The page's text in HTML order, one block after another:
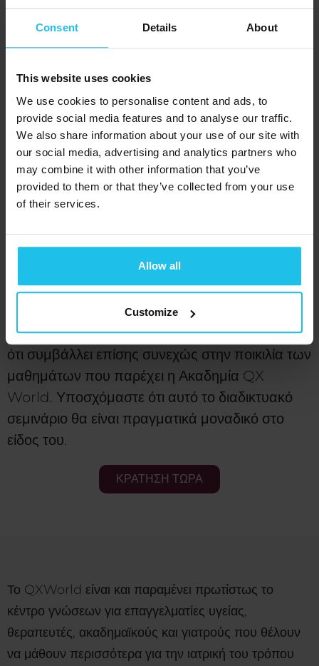
Consent Details About
This website uses cookies
We use cookies to personalise content and ads, to
provide social media features and to analyse our traffic.
We also share information about your use of our site with
our social media, advertising and analytics partners who
may combine it with other information that you’ve
provided to them or that they’ve collected from your use
of their services.
Allow all
Customize
σεμιναρίου στο δικό σας ρυθμό!
ΚΡΑΤΗΣΗ ΤΩΡΑ
Σχετικά με τον καθηγητή Desiré
Dubounet
Ο μοναδικός Desiré Dubounet είναι ο
εναλλακτικής ιατρικής, ο οποίος πιστεύει στη
σχέση μεταξύ ενός υγιούς μυαλού και ενός
υγιούς σώματος. Το μοναδικό της όραμα είναι
αυτό που κατέστησε δυνατή τη δημιουργία των
συσκευών QX World, για να μην αναφέρουμε
ότι συμβάλλει επίσης συνεχώς στην ποικιλία των
μαθημάτων που παρέχει η Ακαδημία QX
World. Υποσχόμαστε ότι αυτό το διαδικτυακό
σεμινάριο θα είναι πραγματικά μοναδικό στο
είδος του.
ΚΡΑΤΗΣΗ ΤΩΡΑ
Το QXWorld είναι και παραμένει πρωτίστως το
κέντρο γνώσεων για επαγγελματίες υγείας,
θεραπευτές, ακαδημαϊκούς και γιατρούς που θέλουν
να μάθουν περισσότερα για την ιατρική του τρόπου